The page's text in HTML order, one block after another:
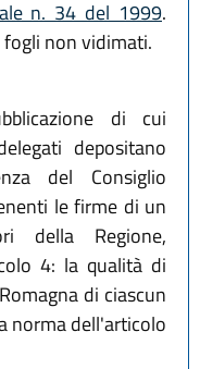
n. 34 del 1999.
non vidimati.
di cui
depositano
del Consiglio
le firme di un
della Regione,
4: la qualità di
di ciascun
norma dell'articolo